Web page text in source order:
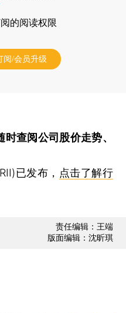
的阅读权限
阅/会员升级
时查阅公司股价走势、
已发布， 点击了解行
责任编辑：王端
版面编辑：沈昕琪